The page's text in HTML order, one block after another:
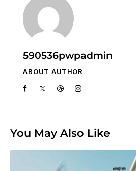
590536pwpadmin
ABOUT AUTHOR
You May Also Like